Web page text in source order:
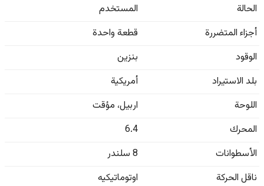
الحالة
المستخدم
أجزاء المتضررة
قطعة واحدة
الوقود
بنزين
بلد الاستيراد
أمريكية
اللوحة
اربيل، مؤقت
المحرك
6.4
الأسطوانات
8 سلندر
ناقل الحركة
اوتوماتيكيه